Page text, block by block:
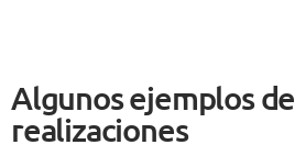
Algunos ejemplos
realizaciones